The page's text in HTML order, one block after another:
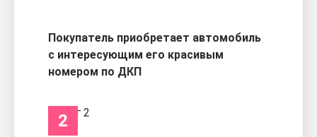
Покупатель приобретает автомобиль
с интересующим его красивым
номером по ДКП
2